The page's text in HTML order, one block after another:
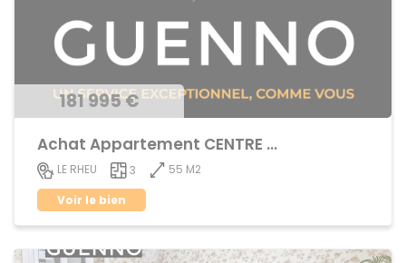
181 995 €
Achat Appartement CENTRE BOURG
LE RHEU 3
55 M2
Voir le bien